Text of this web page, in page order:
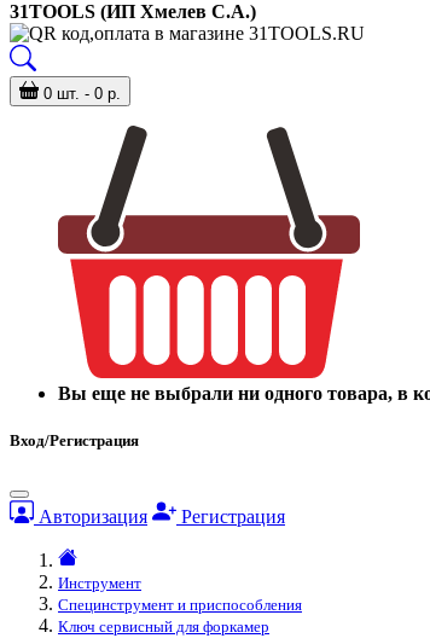
31TOOLS (ИП Хмелев С.А.)
0 шт. - 0 р.
Вы еще не выбрали ни одного товара, в
Вход/Регистрация
Авторизация Регистрация
Инструмент
Специнструмент и приспособления
Ключ сервисный для форкамер